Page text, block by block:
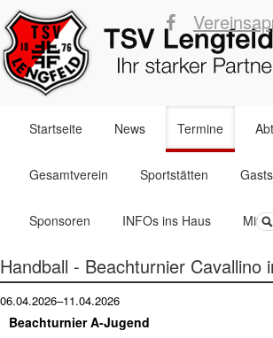
überspringen
Startseite News Termine
Gesamtverein Sportstätten
Sponsoren INFOs ins Haus
Handball - Beachturnier Cavallino
06.04.2026–11.04.2026
Beachturnier A-Jugend